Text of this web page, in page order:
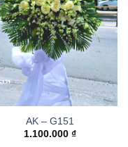
AK – G151
1.100.000 ₫